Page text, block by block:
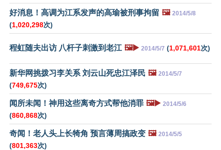
好消息！高调为江系发声的高瑜被刑事拘留 🖼️ 2014/5/8
(1,020,298次)
程虹随夫出访 八杆子刺激到老江 🖼️▶️ 2014/5/7 (1,071,601次)
新华网挑拨习李关系 刘云山死忠江泽民 🖼️ 2014/5/7
(749,675次)
闻所未闻！神用这些离奇方式帮他消罪 🖼️▶️ 2014/5/6
(860,868次)
奇闻！老人头上长犄角 预言薄周搞政变 🖼️ 2014/5/5
(801,363次)